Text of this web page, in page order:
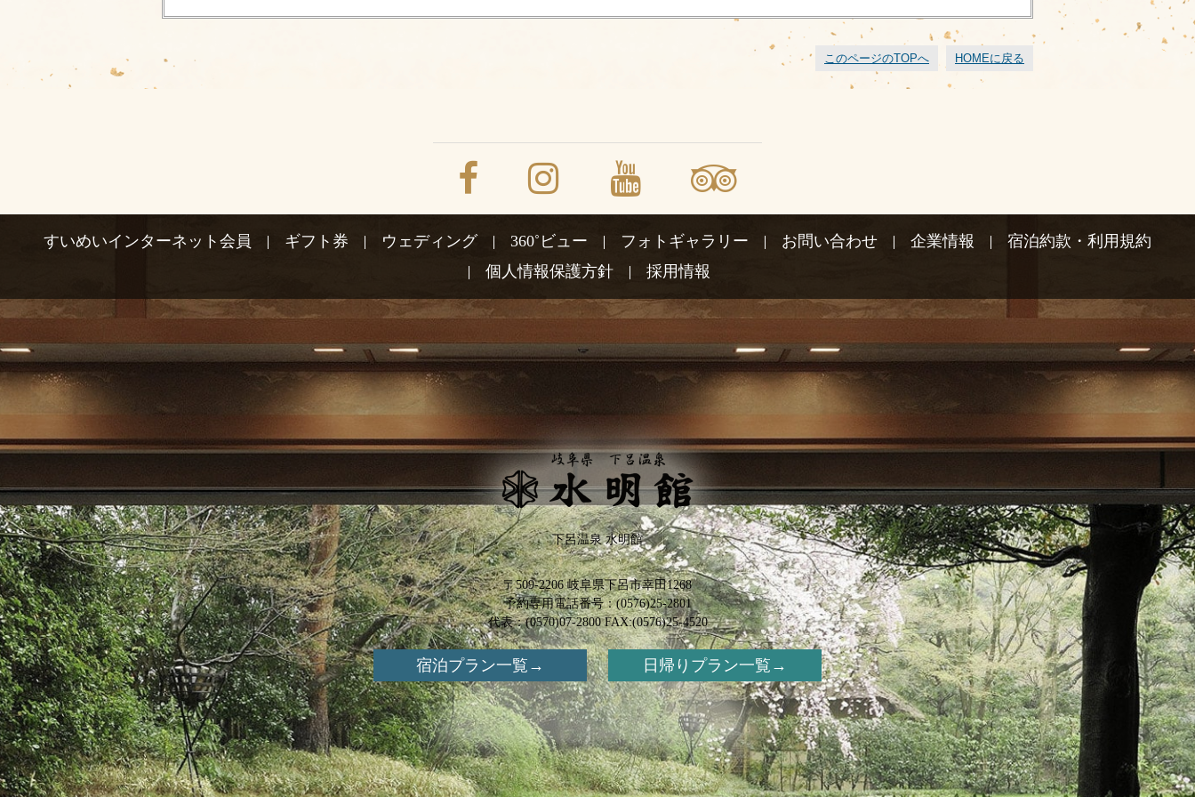
このページのTOPへ HOMEに戻る
すいめいインターネット会員 ギフト券 ウェディング 360˚ビュー フォトギャラリー お問い合わせ 企業情報
宿泊約款・利用規約
個人情報保護方針
採用情報
下呂温泉 水明館
〒509-2206 岐阜県下呂市幸田1268
予約専用電話番号：(0576)25-2801
代表：(0570)07-2800 FAX:(0576)25-4520
宿泊プラン一覧 日帰りプラン一覧